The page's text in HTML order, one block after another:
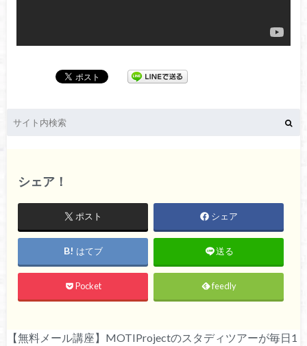
シェア！
ポスト シェア
はてブ 送る
Pocket feedly
【無料メール講座】MOTIProjectのスタディツアーが毎日1